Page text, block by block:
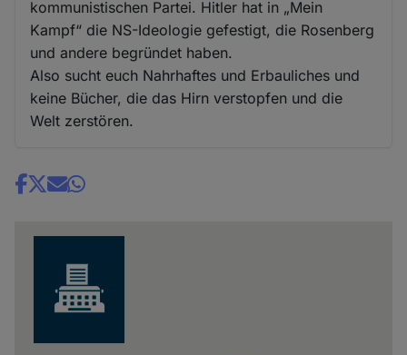
kommunistischen Partei. Hitler hat in „Mein
Kampf“ die NS-Ideologie gefestigt, die Rosenberg
und andere begründet haben.
Also sucht euch Nahrhaftes und Erbauliches und
keine Bücher, die das Hirn verstopfen und die
Welt zerstören.
Share